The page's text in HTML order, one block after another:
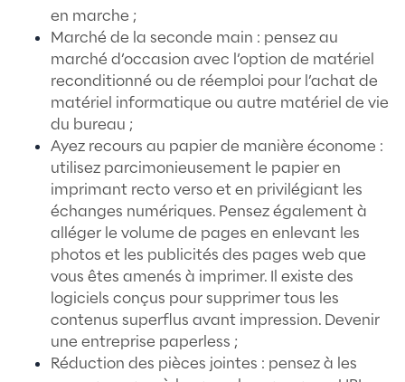
Article 5 : les autorités publiques
appliquer le principe de précaution
instaurant des procédures
risques et des mesures associées ;
Article 6 : qui concerne directement
Environnementale Entreprise et plus
particulièrement des administrations
publiques et privées ;
Article 7 : toute personne doit
aux informations relatives à
détenues par les autorités publiques
participer à l'élaboration des
publiques ayant une incidence sur
l'environnement ;